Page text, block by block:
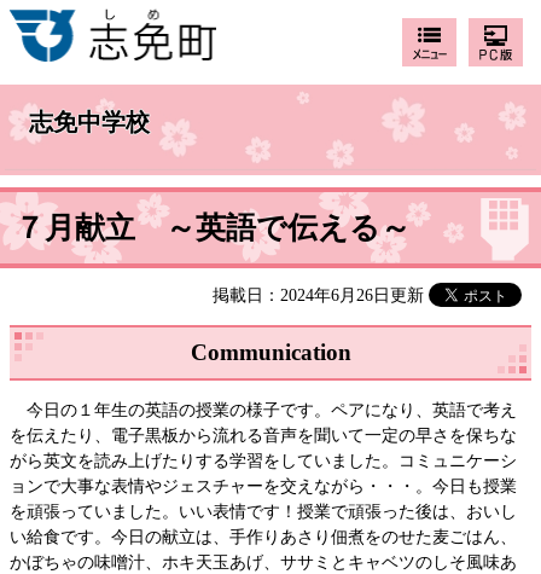
志免中学校
７月献立 ～英語で伝える～
掲載日：2024年6月26日更新
Communication
今日の１年生の英語の授業の様子です。ペアになり、英語で考え
を伝えたり、電子黒板から流れる音声を聞いて一定の早さを保ちな
がら英文を読み上げたりする学習をしていました。コミュニケーシ
ョンで大事な表情やジェスチャーを交えながら・・・。今日も授業
を頑張っていました。いい表情です！授業で頑張った後は、おいし
い給食です。今日の献立は、手作りあさり佃煮をのせた麦ごはん、
かぼちゃの味噌汁、ホキ天玉あげ、ササミとキャベツのしそ風味あ